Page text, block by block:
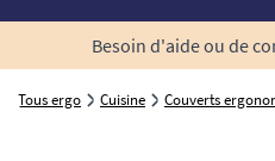
Besoin d'aide ou de
Tous ergo Cuisine Couverts